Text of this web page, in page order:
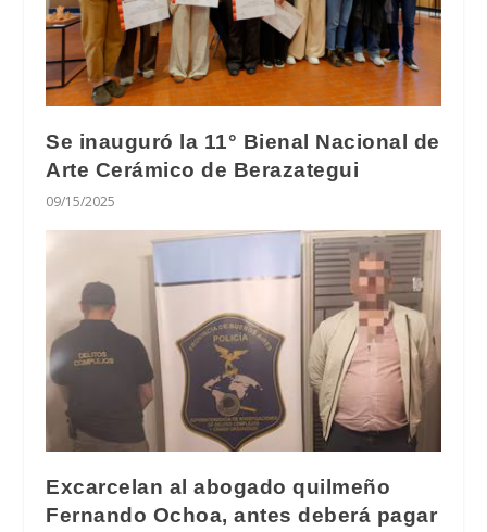
Se inauguró la 11° Bienal Nacional de
Arte Cerámico de Berazategui
09/15/2025
Excarcelan al abogado quilmeño
Fernando Ochoa, antes deberá pagar